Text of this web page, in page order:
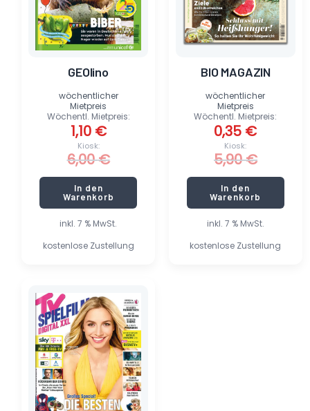
inkl. 7 % MwSt.
kostenlose Zustellung
GEOlino
Kiosk:
6,00€
Wöchentl. Mietpreis:
1,10 €
wöchentlicher
Mietpreis
In den
Warenkorb
inkl. 7 % MwSt.
kostenlose Zustellung
BIO MAGAZIN
Kiosk:
5,90€
Wöchentl. Mietpreis:
0,35 €
wöchentlicher
Mietpreis
In den
Warenkorb
Preis
war:
2,70 €
Preis
ist:
1,35 €.